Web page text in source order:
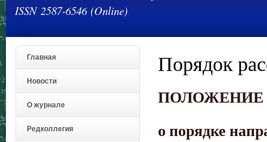
ISSN 2587-6546 (Online)
Главная
Новости
О журнале
Редколлегия
Порядок
ПОЛОЖЕНИЕ
о порядке